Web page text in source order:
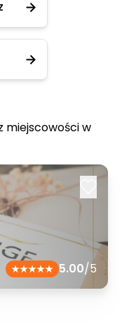
miejscowości w
5.00/5